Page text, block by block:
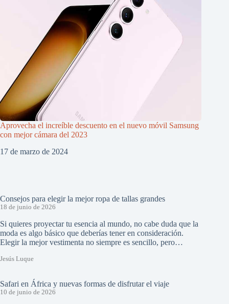
Aprovecha el increíble descuento en el nuevo móvil Samsung
con mejor cámara del 2023
17 de marzo de 2024
Consejos para elegir la mejor ropa de tallas grandes
18 de junio de 2026
Si quieres proyectar tu esencia al mundo, no cabe duda que la
moda es algo básico que deberías tener en consideración.
Elegir la mejor vestimenta no siempre es sencillo, pero…
Jesús Luque
Safari en África y nuevas formas de disfrutar el viaje
10 de junio de 2026